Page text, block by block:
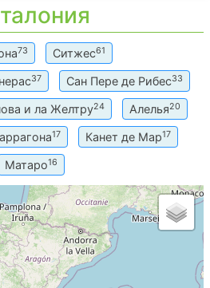
73 Ситжес61
37 Сан Пере де Рибес33
и ла Желтру24 Алелья20
17 Канет де Мар17
Матаро16